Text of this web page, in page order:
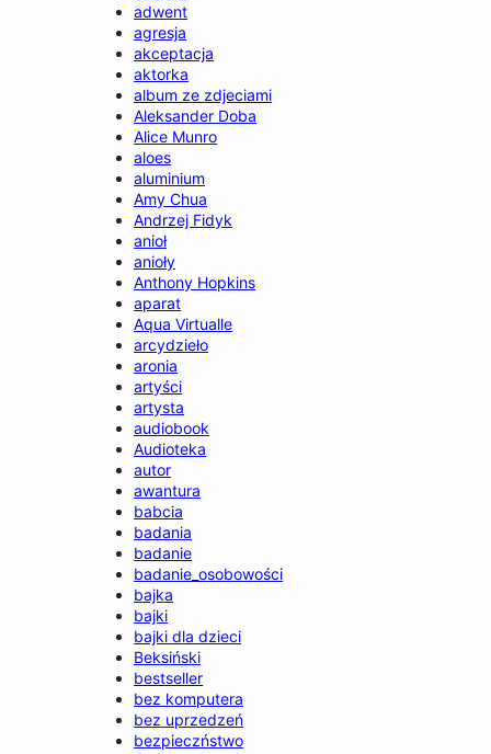
adwent
agresja
akceptacja
aktorka
album ze zdjeciami
Aleksander Doba
Alice Munro
aloes
aluminium
Amy Chua
Andrzej Fidyk
anioł
anioły
Anthony Hopkins
aparat
Aqua Virtualle
arcydzieło
aronia
artyści
artysta
audiobook
Audioteka
autor
awantura
babcia
badania
badanie
badanie_osobowości
bajka
bajki
bajki dla dzieci
Beksiński
bestseller
bez komputera
bez uprzedzeń
bezpieczństwo